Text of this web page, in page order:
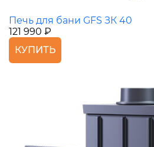
Печь для бани GFS ЗК 40
121 990 ₽
КУПИТЬ